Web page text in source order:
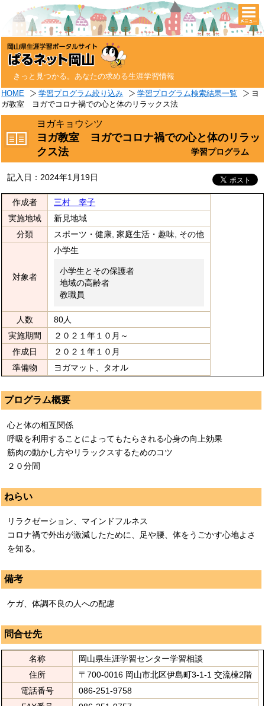
きっと見つかる。あなたの求める生涯学習情報
HOME 学習プログラム絞り込み 学習プログラム検索結果一覧
ヨ
ガ教室 ヨガでコロナ禍での心と体のリラックス法
ヨガキョウシツ
ヨガ教室 ヨガでコロナ禍での心と体のリラッ
クス法
学習プログラム
記入日：2024年1月19日
作成者
三村 幸子
実施地域
新見地域
分類
スポーツ・健康, 家庭生活・趣味, その他
対象者
小学生
小学生とその保護者
地域の高齢者
教職員
人数
80人
実施期間
２０２１年１０月～
作成日
２０２１年１０月
準備物
ヨガマット、タオル
プログラム概要
心と体の相互関係
呼吸を利用することによってもたらされる心身の向上効果
筋肉の動かし方やリラックスするためのコツ
２０分間
ねらい
リラクゼーション、マインドフルネス
コロナ禍で外出が激減したために、足や腰、体をうごかす心地よさ
を知る。
備考
ケガ、体調不良の人への配慮
問合せ先
名称
岡山県生涯学習センター学習相談
住所
〒700-0016 岡山市北区伊島町3-1-1 交流棟2階
電話番号
086-251-9758